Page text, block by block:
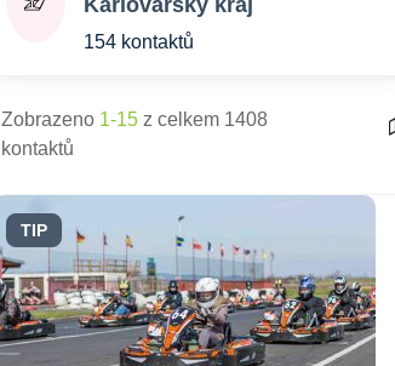
Karlovarský kraj
154 kontaktů
Zobrazeno 1-15 z celkem 1408
kontaktů
TIP